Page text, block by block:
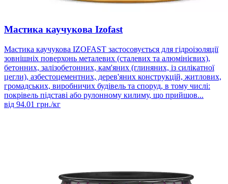
Мастика каучукова Izofast
Мастика каучукова IZOFAST застосовується для гідроізоляції
зовнішніх поверхонь металевих (сталевих та алюмінієвих),
бетонних, залізобетонних, кам'яних (глиняних, із силікатної
цегли), азбестоцементних, дерев'яних конструкцій, житлових,
громадських, виробничих будівель та споруд, в тому числі:
покрівель підставі або рулонному килиму, що прийшов...
від 94.01 грн./кг